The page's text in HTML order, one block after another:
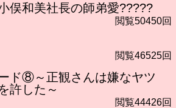
俣和美社長の師弟愛?????
閲覧50450回
閲覧46525回
ド⑧～正観さんは嫌なヤツ
許した～
閲覧44426回